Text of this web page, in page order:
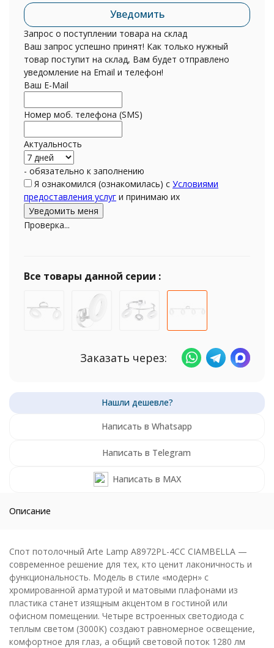
Уведомить
Запрос о поступлении товара на склад
Ваш запрос успешно принят! Как только нужный
товар поступит на склад, Вам будет отправлено
уведомление на Email и телефон!
Ваш E-Mail
Номер моб. телефона (SMS)
Актуальность
- обязательно к заполнению
Я ознакомился (ознакомилась) с Условиями
предоставления услуг и принимаю их
Проверка...
Все товары данной серии :
Заказать через:
Написать в Whatsapp
Написать в Telegram
Написать в MAX
Описание
Спот потолочный Arte Lamp A8972PL-4CC CIAMBELLA —
современное решение для тех, кто ценит лаконичность и
функциональность. Модель в стиле «модерн» с
хромированной арматурой и матовыми плафонами из
пластика станет изящным акцентом в гостиной или
офисном помещении. Четыре встроенных светодиода с
теплым светом (3000K) создают равномерное освещение,
комфортное для глаз, а общий световой поток 1280 лм